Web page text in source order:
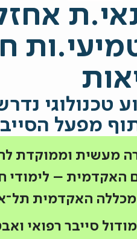
טכנולוגי
מפעל
מעשית וממוקדת
האקדמית – לימודי
האקדמית